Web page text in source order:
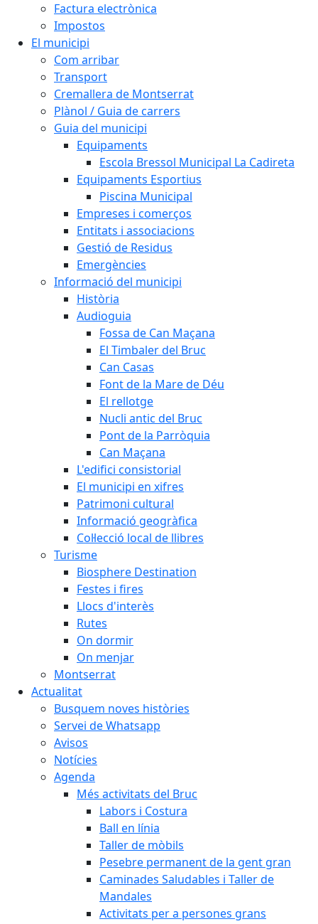
Factura electrònica
Impostos
El municipi
Com arribar
Transport
Cremallera de Montserrat
Plànol / Guia de carrers
Guia del municipi
Equipaments
Escola Bressol Municipal La Cadireta
Equipaments Esportius
Piscina Municipal
Empreses i comerços
Entitats i associacions
Gestió de Residus
Emergències
Informació del municipi
Història
Audioguia
Fossa de Can Maçana
El Timbaler del Bruc
Can Casas
Font de la Mare de Déu
El rellotge
Nucli antic del Bruc
Pont de la Parròquia
Can Maçana
L'edifici consistorial
El municipi en xifres
Patrimoni cultural
Informació geogràfica
Col·lecció local de llibres
Turisme
Biosphere Destination
Festes i fires
Llocs d'interès
Rutes
On dormir
On menjar
Montserrat
Actualitat
Busquem noves històries
Servei de Whatsapp
Avisos
Notícies
Agenda
Més activitats del Bruc
Labors i Costura
Ball en línia
Taller de mòbils
Pesebre permanent de la gent gran
Caminades Saludables i Taller de
Mandales
Activitats per a persones grans